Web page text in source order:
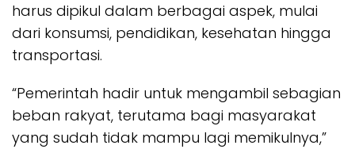
harus dipikul dalam berbagai aspek, mulai
dari konsumsi, pendidikan, kesehatan hingga
transportasi.
“Pemerintah hadir untuk mengambil sebagian
beban rakyat, terutama bagi masyarakat
yang sudah tidak mampu lagi memikulnya,”